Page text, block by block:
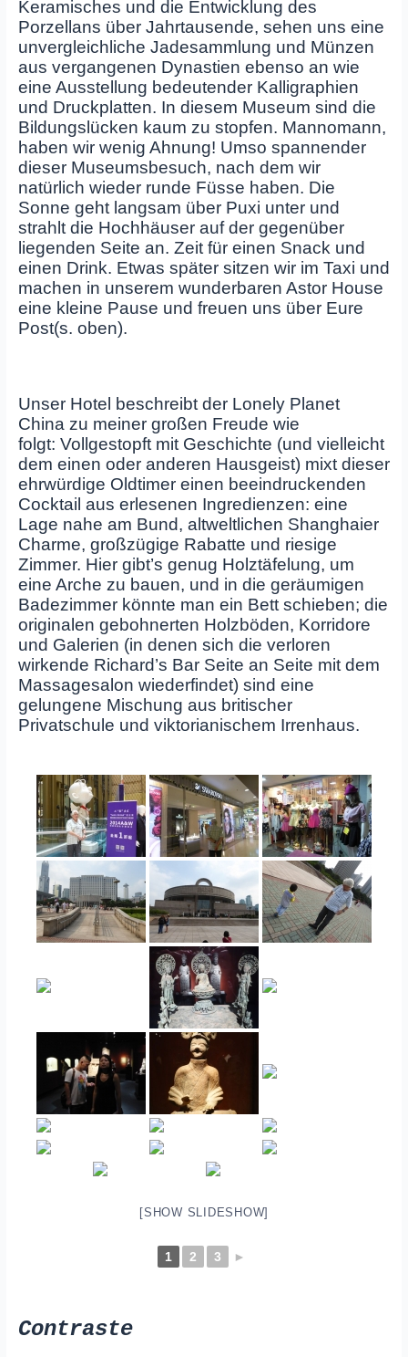
Keramisches und die Entwicklung des
Porzellans über Jahrtausende, sehen uns eine
unvergleichliche Jadesammlung und Münzen
aus vergangenen Dynastien ebenso an wie
eine Ausstellung bedeutender Kalligraphien
und Druckplatten. In diesem Museum sind die
Bildungslücken kaum zu stopfen. Mannomann,
haben wir wenig Ahnung! Umso spannender
dieser Museumsbesuch, nach dem wir
natürlich wieder runde Füsse haben. Die
Sonne geht langsam über Puxi unter und
strahlt die Hochhäuser auf der gegenüber
liegenden Seite an. Zeit für einen Snack und
einen Drink. Etwas später sitzen wir im Taxi und
machen in unserem wunderbaren Astor House
eine kleine Pause und freuen uns über Eure
Post(s. oben).
Unser Hotel beschreibt der Lonely Planet
China zu meiner großen Freude wie
folgt: Vollgestopft mit Geschichte (und vielleicht
dem einen oder anderen Hausgeist) mixt dieser
ehrwürdige Oldtimer einen beeindruckenden
Cocktail aus erlesenen Ingredienzen: eine
Lage nahe am Bund, altweltlichen Shanghaier
Charme, großzügige Rabatte und riesige
Zimmer. Hier gibt’s genug Holztäfelung, um
eine Arche zu bauen, und in die geräumigen
Badezimmer könnte man ein Bett schieben; die
originalen gebohnerten Holzböden, Korridore
und Galerien (in denen sich die verloren
wirkende Richard’s Bar Seite an Seite mit dem
Massagesalon wiederfindet) sind eine
gelungene Mischung aus britischer
Privatschule und viktorianischem Irrenhaus.
[SHOW SLIDESHOW]
1 2 3 ►
Contraste